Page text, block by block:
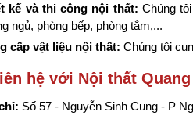
kế và thi công nội thất: Chúng
ngủ, phòng bếp, phòng tắm,...
cấp vật liệu nội thất: Chúng tôi
hệ với Nội thất
Số 57 - Nguyễn Sinh Cung - P